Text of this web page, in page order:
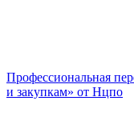
Профессиональная
и закупкам» от Нцпо